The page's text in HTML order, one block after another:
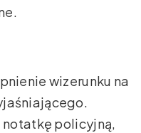
wizerunku na
notatkę policyjną,